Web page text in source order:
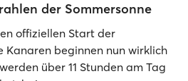
der Sommersonne
offiziellen Start der
Kanaren beginnen nun wirklich
über 11 Stunden am Tag